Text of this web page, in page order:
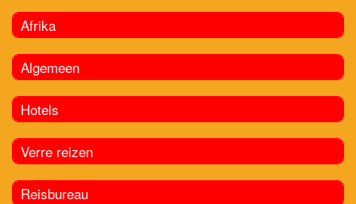
Afrika
Algemeen
Hotels
Verre reizen
Reisbureau